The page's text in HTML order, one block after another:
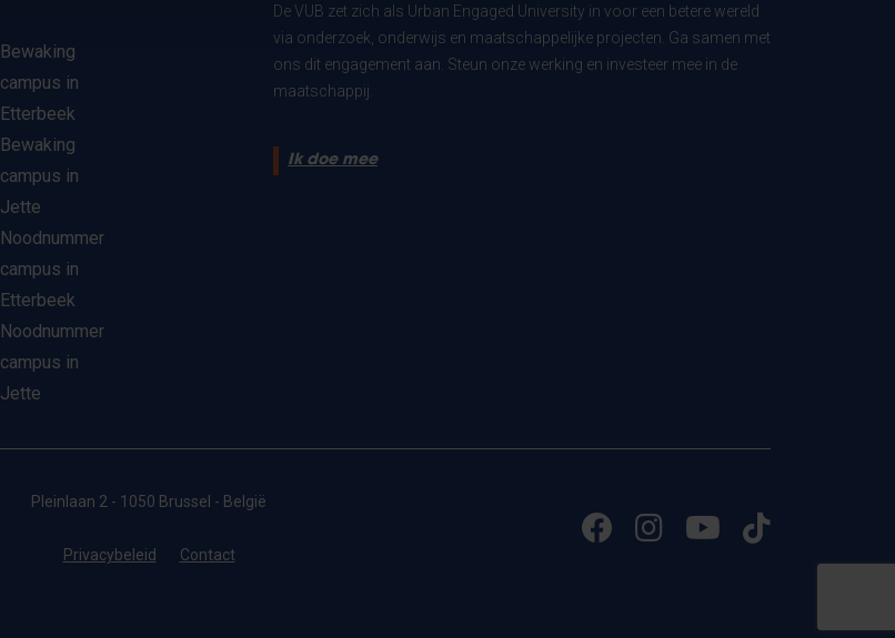
Bewaking
campus in
Etterbeek
Bewaking
campus in
Jette
Noodnummer
campus in
Etterbeek
Noodnummer
campus in
Jette
De VUB zet zich als Urban Engaged University in voor een betere wereld
via onderzoek, onderwijs en maatschappelijke projecten. Ga samen met
ons dit engagement aan. Steun onze werking en investeer mee in de
maatschappij.
Ik doe mee
Pleinlaan 2 - 1050 Brussel - België
Privacybeleid Contact